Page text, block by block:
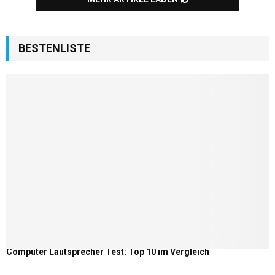
BESTENLISTE
Computer Lautsprecher Test: Top 10 im Vergleich